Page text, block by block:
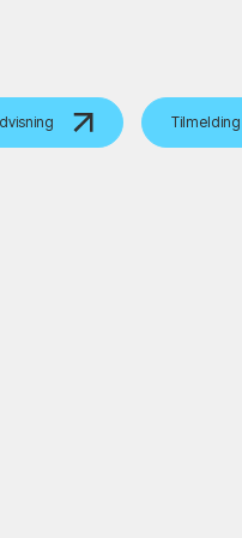
Tilmelding